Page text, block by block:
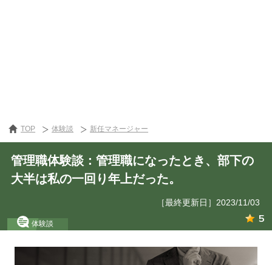
TOP 体験談 新任マネージャー
管理職体験談：管理職になったとき、部下の
大半は私の一回り年上だった。
［最終更新日］2023/11/03
体験談 5